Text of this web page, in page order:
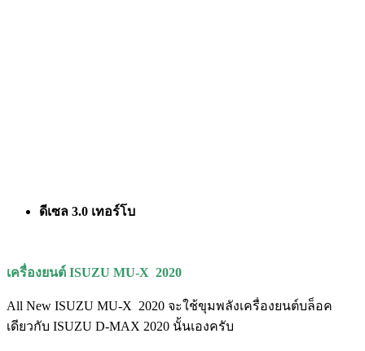
ดีเซล 3.0 เทอร์โบ
เครื่องยนต์ ISUZU MU-X 2020
All New ISUZU MU-X 2020 จะใช้ขุมพลังเครื่องยนต์บล็อค
เดียวกับ ISUZU D-MAX 2020 นั้นเองครับ